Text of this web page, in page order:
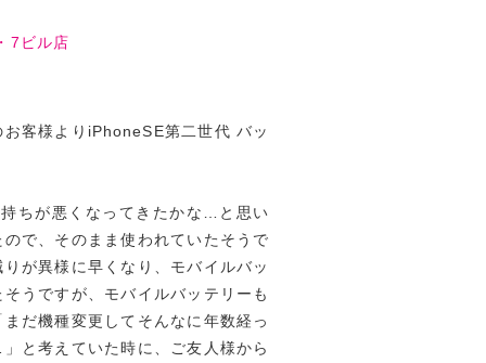
7ビル店
客様よりiPhoneSE第二世代 バッ
ちが悪くなってきたかな…と思い
で、そのまま使われていたそうで
が異様に早くなり、モバイルバッ
うですが、モバイルバッテリーも
だ機種変更してそんなに年数経っ
と考えていた時に、ご友人様から